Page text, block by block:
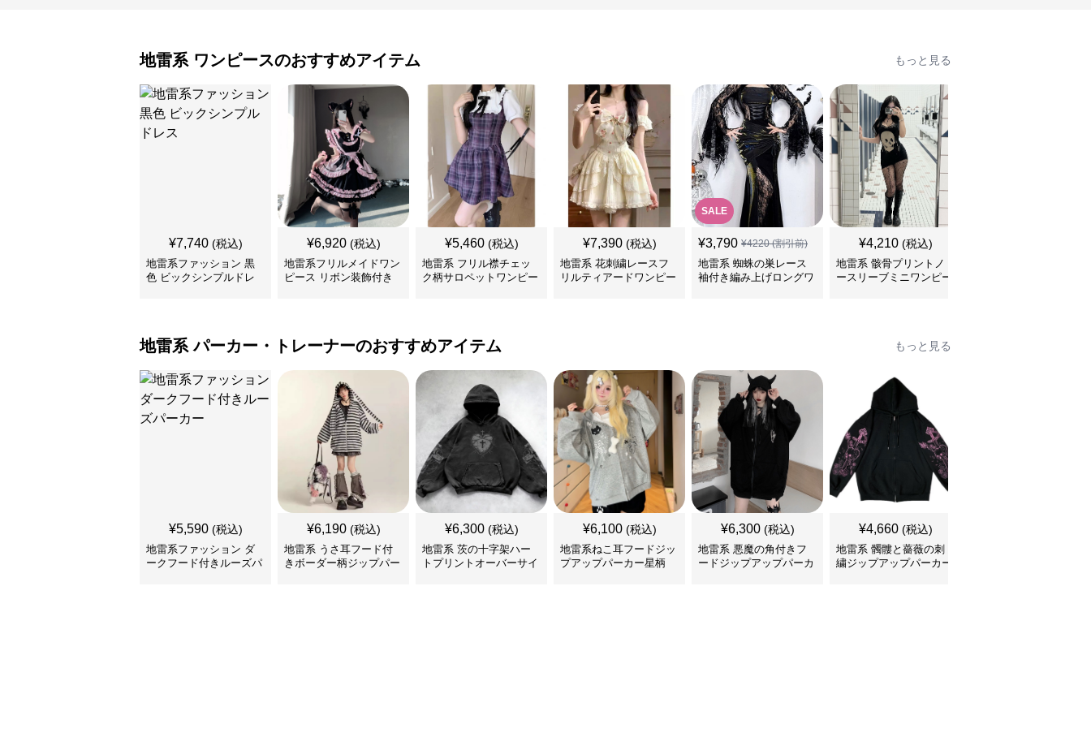
地雷系 ワンピースのおすすめアイテム もっと見る
¥7,740 (税込)
地雷系ファッション 黒
色 ビックシンプルドレ
¥6,920 (税込)
地雷系フリルメイドワン
ピース リボン装飾付き
¥5,460 (税込)
地雷系 フリル襟チェッ
ク柄サロペットワンピー
¥7,390 (税込)
地雷系 花刺繍レースフ
リルティアードワンピー
SALE
¥3,790 ¥4220(割引前)
地雷系 蜘蛛の巣レース
袖付き編み上げロングワ
¥4,210 (税込)
地雷系 骸骨プリントノ
ースリーブミニワンピー
地雷系 パーカー・トレーナーのおすすめアイテム もっと見る
¥5,590 (税込)
地雷系ファッション ダ
ークフード付きルーズパ
¥6,190 (税込)
地雷系 うさ耳フード付
きボーダー柄ジップパー
¥6,300 (税込)
地雷系 茨の十字架ハー
トプリントオーバーサイ
¥6,100 (税込)
地雷系ねこ耳フードジッ
プアップパーカー星柄
¥6,300 (税込)
地雷系 悪魔の角付きフ
ードジップアップパーカ
¥4,660 (税込)
地雷系 髑髏と薔薇の刺
繍ジップアップパーカー